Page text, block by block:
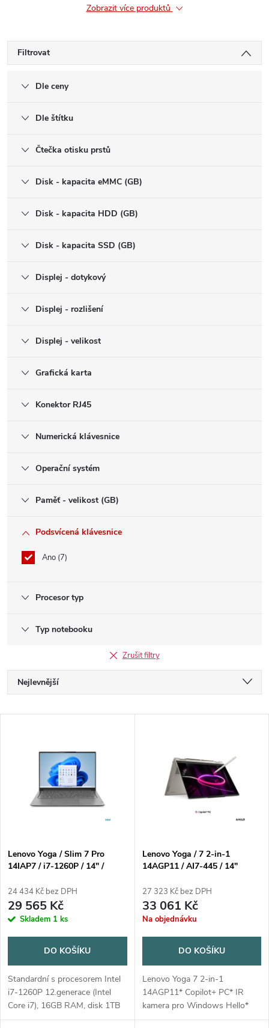
Zobrazit více produktů
Filtrovat
Dle ceny
Dle štítku
Čtečka otisku prstů
Disk - kapacita eMMC (GB)
Disk - kapacita HDD (GB)
Disk - kapacita SSD (GB)
Displej - dotykový
Displej - rozlišení
Displej - velikost
Grafická karta
Konektor RJ45
Numerická klávesnice
Operační systém
Paměť - velikost (GB)
Podsvícená klávesnice
Ano 7
Procesor typ
Typ notebooku
Zrušit filtry
Ř
a
p
r
o
u
k
Nejlevnější
Abecedně
s
p
r
o
d
u
Lenovo Yoga / Slim 7 Pro
14IAP7 / i7-1260P / 14" /
/ Iris Xe / W11H / Gray / 2R
24 434 Kč bez DPH
29 565 Kč
Skladem 1 ks
DO KOŠÍKU
Standardní s procesorem Intel
i7-1260P 12.generace (Intel
Core i7), 16GB RAM, disk 1TB
SSD, displej 14" (Iris Xe)
Lenovo Yoga / 7 2-in-1
14AGP11 / AI7-445 / 14"
1TB / AMD int / W11H /
Seashell / 3R On-Site
27 323 Kč bez DPH
33 061 Kč
Na objednávku
DO KOŠÍKU
Lenovo Yoga 7 2-in-1
14AGP11* Copilot+ PC* IR
kamera pro Windows Hello*
Lenovo Yoga Pen Gen 2 with